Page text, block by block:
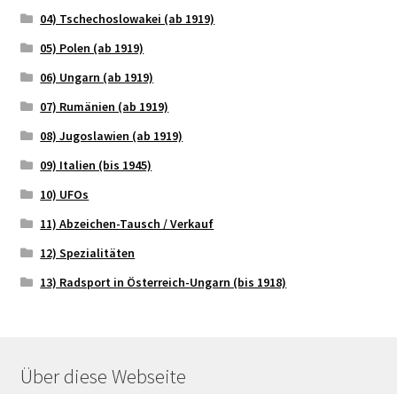
04) Tschechoslowakei (ab 1919)
05) Polen (ab 1919)
06) Ungarn (ab 1919)
07) Rumänien (ab 1919)
08) Jugoslawien (ab 1919)
09) Italien (bis 1945)
10) UFOs
11) Abzeichen-Tausch / Verkauf
12) Spezialitäten
13) Radsport in Österreich-Ungarn (bis 1918)
Über diese Webseite